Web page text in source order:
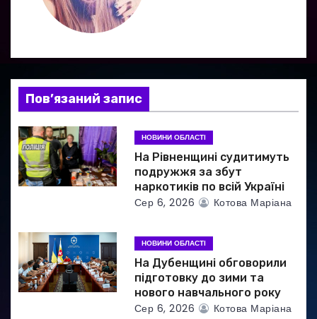
а
п
и
с
в
Пов’язаний запис
НОВИНИ ОБЛАСТІ
На Рівненщині судитимуть
подружжя за збут
наркотиків по всій Україні
Сер 6, 2026 Котова Маріана
НОВИНИ ОБЛАСТІ
На Дубенщині обговорили
підготовку до зими та
нового навчального року
Сер 6, 2026 Котова Маріана